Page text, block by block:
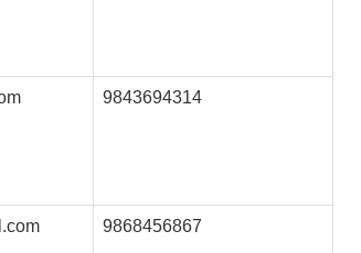
9843694314
9868456867